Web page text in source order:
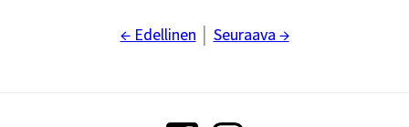
← Edellinen Seuraava →